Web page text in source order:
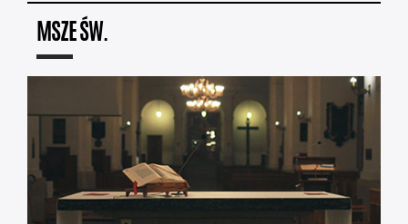
MSZE ŚW.